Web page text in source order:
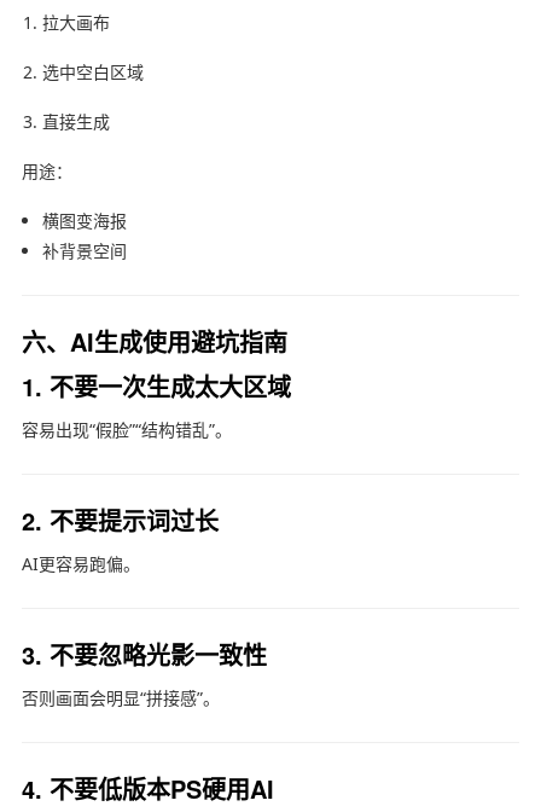
拉大画布
选中空白区域
直接生成
用途：
横图变海报
补背景空间
六、AI生成使用避坑指南
1. 不要一次生成太大区域
容易出现“假脸”“结构错乱”。
2. 不要提示词过长
AI更容易跑偏。
3. 不要忽略光影一致性
否则画面会明显“拼接感”。
4. 不要低版本PS硬用AI